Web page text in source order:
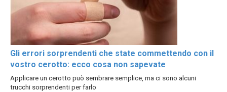
Gli errori sorprendenti che state commettendo con il
vostro cerotto: ecco cosa non sapevate
Applicare un cerotto può sembrare semplice, ma ci sono alcuni
trucchi sorprendenti per farlo